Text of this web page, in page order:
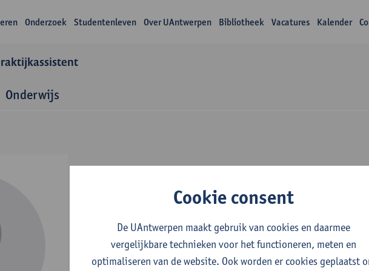
Onderzoek Studentenleven Over UAntwerpen Bibliotheek Vacatures Kalender
Onderwijs
Over Catherine
Cookie consent
De UAntwerpen maakt gebruik van cookies en daarmee
vergelijkbare technieken voor het functioneren, meten en
optimaliseren van de website. Ook worden er cookies geplaatst